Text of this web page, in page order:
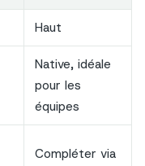
Haut
Native, idéale
pour les
équipes
Compléter via